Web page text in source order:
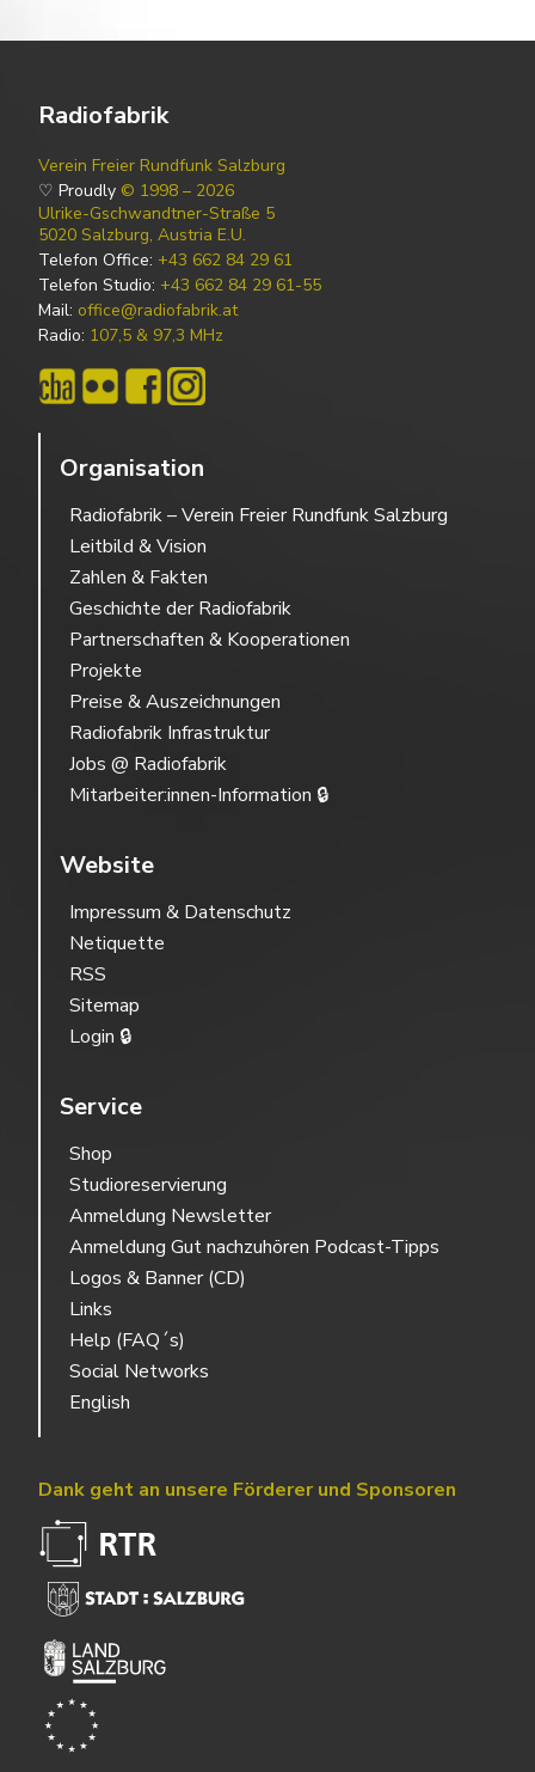
Radiofabrik
Verein Freier Rundfunk Salzburg
♡ Proudly © 1998 – 2026
Ulrike-Gschwandtner-Straße 5
5020 Salzburg, Austria E.U.
Telefon Office: +43 662 84 29 61
Telefon Studio: +43 662 84 29 61-55
Mail: office@radiofabrik.at
Radio: 107,5 & 97,3 MHz
Organisation
Radiofabrik – Verein Freier Rundfunk Salzburg
Leitbild & Vision
Zahlen & Fakten
Geschichte der Radiofabrik
Partnerschaften & Kooperationen
Projekte
Preise & Auszeichnungen
Radiofabrik Infrastruktur
Jobs @ Radiofabrik
Mitarbeiter:innen-Information 🔒
Website
Impressum & Datenschutz
Netiquette
RSS
Sitemap
Login 🔒
Service
Shop
Studioreservierung
Anmeldung Newsletter
Anmeldung Gut nachzuhören Podcast-Tipps
Logos & Banner (CD)
Links
Help (FAQ´s)
Social Networks
English
Dank geht an unsere Förderer und Sponsoren